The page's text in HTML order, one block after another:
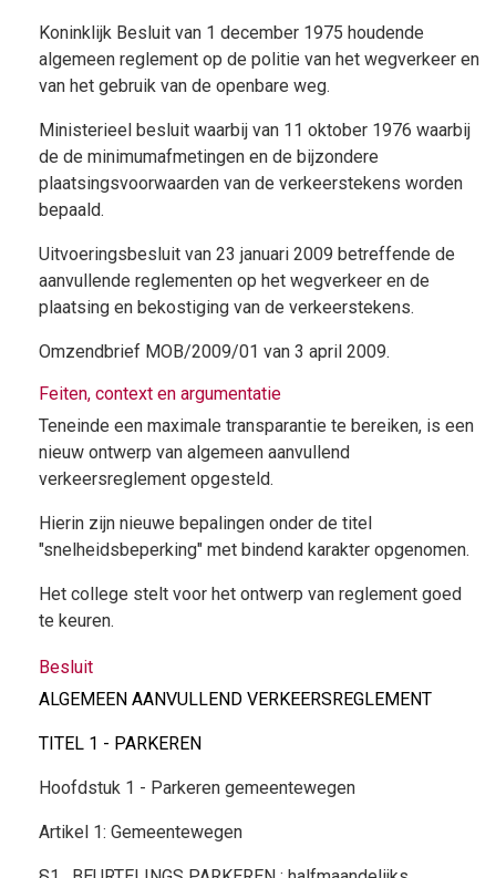
Koninklijk Besluit van 1 december 1975 houdende
algemeen reglement op de politie van het wegverkeer en
van het gebruik van de openbare weg.
Ministerieel besluit waarbij van 11 oktober 1976 waarbij
de de minimumafmetingen en de bijzondere
plaatsingsvoorwaarden van de verkeerstekens worden
bepaald.
Uitvoeringsbesluit van 23 januari 2009 betreffende de
aanvullende reglementen op het wegverkeer en de
plaatsing en bekostiging van de verkeerstekens.
Omzendbrief MOB/2009/01 van 3 april 2009.
Feiten, context en argumentatie
Teneinde een maximale transparantie te bereiken, is een
nieuw ontwerp van algemeen aanvullend
verkeersreglement opgesteld.
Hierin zijn nieuwe bepalingen onder de titel
"snelheidsbeperking" met bindend karakter opgenomen.
Het college stelt voor het ontwerp van reglement goed
te keuren.
Besluit
ALGEMEEN AANVULLEND VERKEERSREGLEMENT
TITEL 1 - PARKEREN
Hoofdstuk 1 - Parkeren gemeentewegen
Artikel 1: Gemeentewegen